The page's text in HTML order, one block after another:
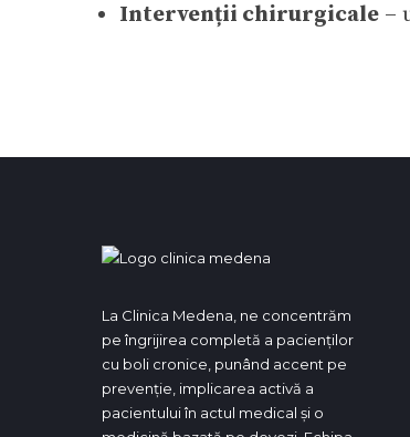
Intervenții chirurgicale–
La Clinica Medena, ne concentrăm
pe îngrijirea completă a pacienților
cu boli cronice, punând accent pe
prevenție, implicarea activă a
pacientului în actul medical și o